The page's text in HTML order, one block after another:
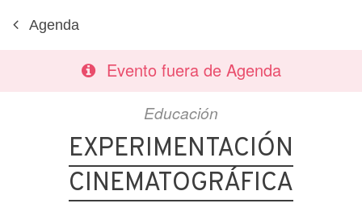
Agenda
Evento fuera de Agenda
Educación
EXPERIMENTACIÓN
CINEMATOGRÁFICA